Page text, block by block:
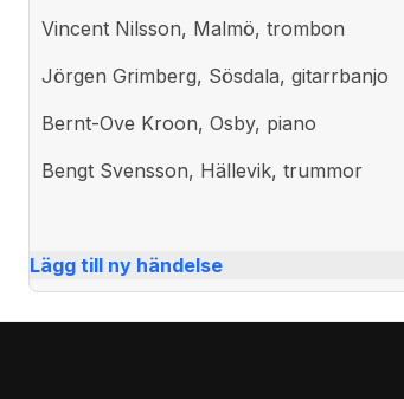
Vincent Nilsson, Malmö, trombon
Jörgen Grimberg, Sösdala, gitarrbanjo
Bernt-Ove Kroon, Osby, piano
Bengt Svensson, Hällevik, trummor
Lägg till ny händelse